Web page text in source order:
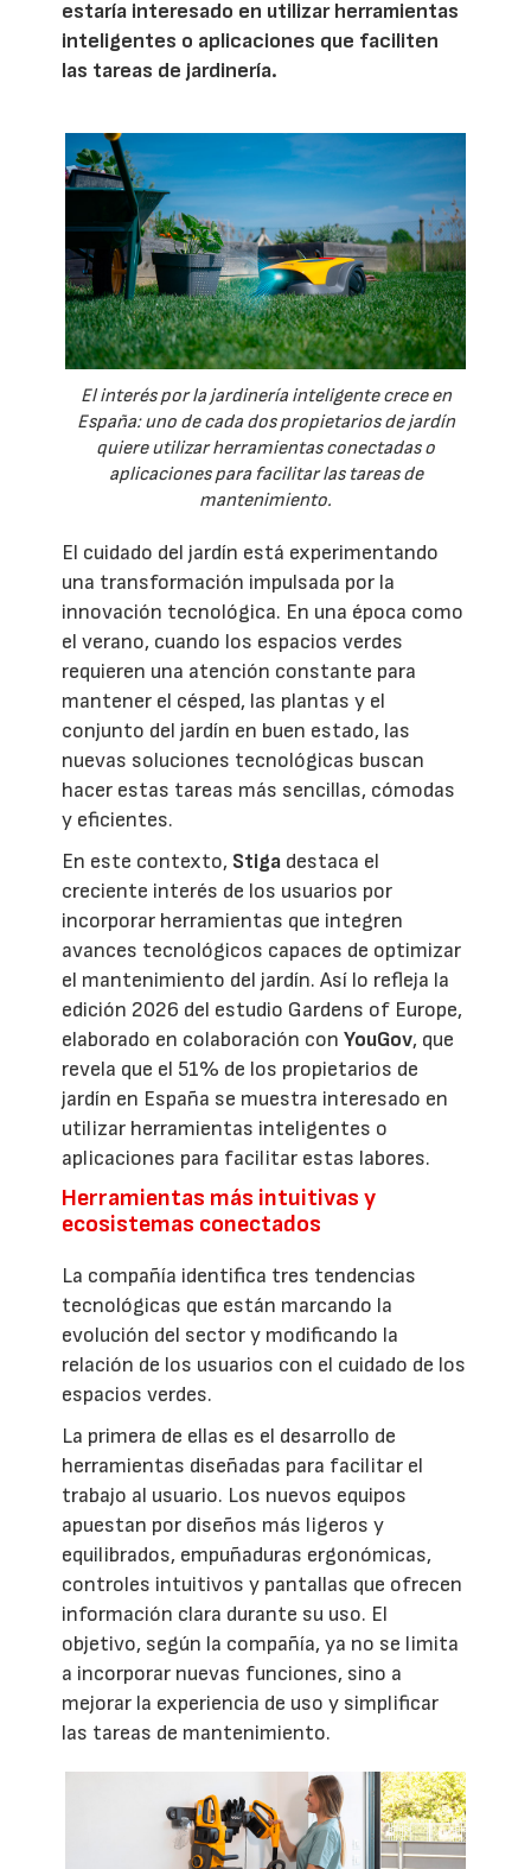
estaría interesado en utilizar herramientas
inteligentes o aplicaciones que faciliten
las tareas de jardinería.
El interés por la jardinería inteligente crece en
España: uno de cada dos propietarios de jardín
quiere utilizar herramientas conectadas o
aplicaciones para facilitar las tareas de
mantenimiento.
El cuidado del jardín está experimentando
una transformación impulsada por la
innovación tecnológica. En una época como
el verano, cuando los espacios verdes
requieren una atención constante para
mantener el césped, las plantas y el
conjunto del jardín en buen estado, las
nuevas soluciones tecnológicas buscan
hacer estas tareas más sencillas, cómodas
y eficientes.
En este contexto, Stiga destaca el
creciente interés de los usuarios por
incorporar herramientas que integren
avances tecnológicos capaces de optimizar
el mantenimiento del jardín. Así lo refleja la
edición 2026 del estudio Gardens of Europe,
elaborado en colaboración conYouGov, que
revela que el 51% de los propietarios de
jardín en España se muestra interesado en
utilizar herramientas inteligentes o
aplicaciones para facilitar estas labores.
Herramientas más intuitivas y
ecosistemas conectados
La compañía identifica tres tendencias
tecnológicas que están marcando la
evolución del sector y modificando la
relación de los usuarios con el cuidado de los
espacios verdes.
La primera de ellas es el desarrollo de
herramientas diseñadas para facilitar el
trabajo al usuario. Los nuevos equipos
apuestan por diseños más ligeros y
equilibrados, empuñaduras ergonómicas,
controles intuitivos y pantallas que ofrecen
información clara durante su uso. El
objetivo, según la compañía, ya no se limita
a incorporar nuevas funciones, sino a
mejorar la experiencia de uso y simplificar
las tareas de mantenimiento.